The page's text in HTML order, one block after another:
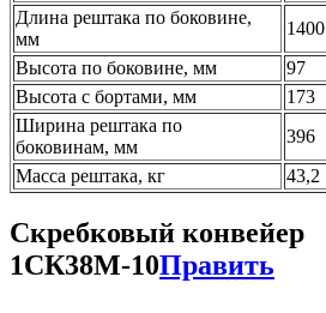
Длина рештака по боковине,
мм
1400
Высота по боковине, мм
97
Высота с бортами, мм
173
Ширина рештака по
боковинам, мм
396
Масса рештака, кг
43,2
Скребковый конвейер
1СК38М-10Править